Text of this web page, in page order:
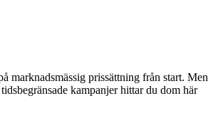
marknadsmässig prissättning från start. Men
kampanjer hittar du dom här